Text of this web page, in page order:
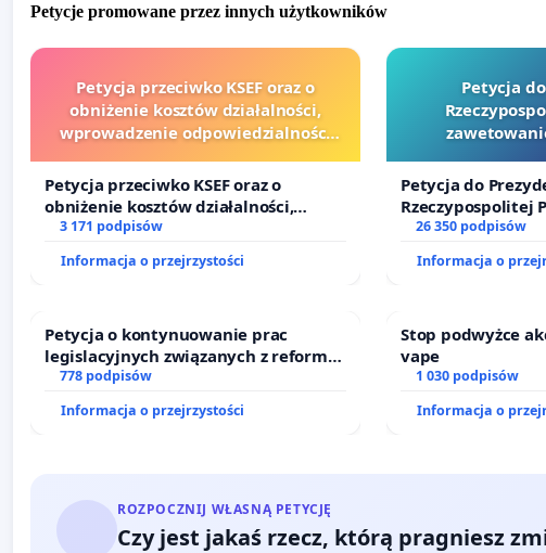
Petycje promowane przez innych użytkowników
Petycja przeciwko KSEF oraz o
obniżenie kosztów działalności,
wprowadzenie odpowiedzialności
sędziów
Petycja przeciwko KSEF oraz o
obniżenie kosztów działalności,
wprowadzenie odpowiedzialności
sędziów
3 171 podpisów
Informacja o przejrzystości
Petycja
Petycja do
Rzeczypospolitej
zawetowanie
26 350 podpisów
Informacja o
Petycja o kontynuowanie prac
legislacyjnych związanych z reformą
prawa rodzinnego
778 podpisów
Informacja o przejrzystości
Stop podwyżce
vape
1 030 podpisów
Informacja o
ROZPOCZNIJ WŁASNĄ PETYCJĘ
Czy jest jakaś rzecz, którą pragniesz